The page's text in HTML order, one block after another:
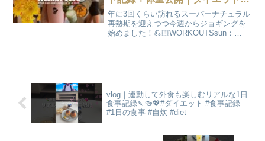
vlog｜WEEKLY VLOG #100
年に3回くらい訪れるスーパーナチュラル
再熱期を迎えつつ今週からジョギングを
始めました！💪🏻WORKOUTSsun：
vlog｜運動して外食も楽しむリアルな1日
食事記録🍡🍻💖#ダイエット #食事記録
#1日の食事 #自炊 #diet